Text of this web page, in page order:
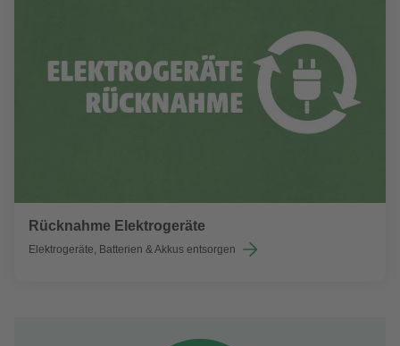
Rücknahme Elektrogeräte
Elektrogeräte, Batterien & Akkus entsorgen